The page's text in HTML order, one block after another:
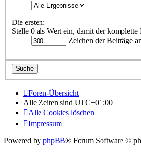
Die ersten:
Stelle 0 als Wert ein, damit der
Zeichen der Beiträge
Foren-Übersicht
Alle Zeiten sind UTC+01:00
Alle Cookies löschen
Impressum
Powered by phpBB® Forum Software ©